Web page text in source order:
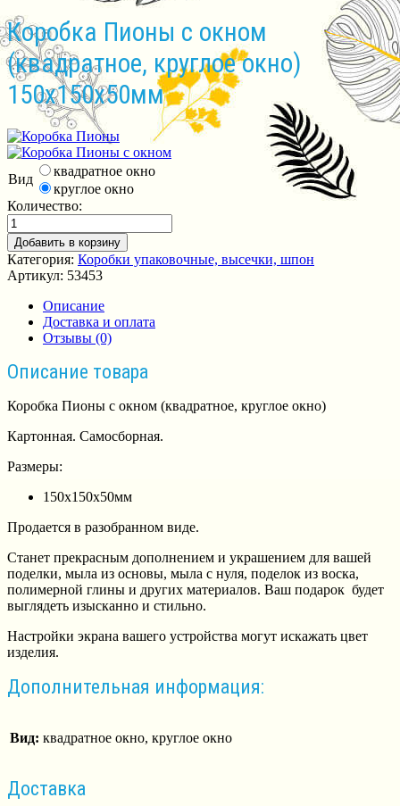
Коробка Пионы с окном
(квадратное, круглое окно)
150х150х50мм
Вид
квадратное окно
круглое окно
Количество:
Добавить в корзину
Категория: Коробки упаковочные, высечки, шпон
Артикул: 53453
Описание
Доставка и оплата
Отзывы (0)
Описание товара
Коробка Пионы с окном (квадратное, круглое окно)
Картонная. Самосборная.
Размеры:
150х150х50мм
Продается в разобранном виде.
Станет прекрасным дополнением и украшением для вашей
поделки, мыла из основы, мыла с нуля, поделок из воска,
полимерной глины и других материалов. Ваш подарок будет
выглядеть изысканно и стильно.
Настройки экрана вашего устройства могут искажать цвет
изделия.
Дополнительная информация:
Вид: квадратное окно, круглое окно
Доставка